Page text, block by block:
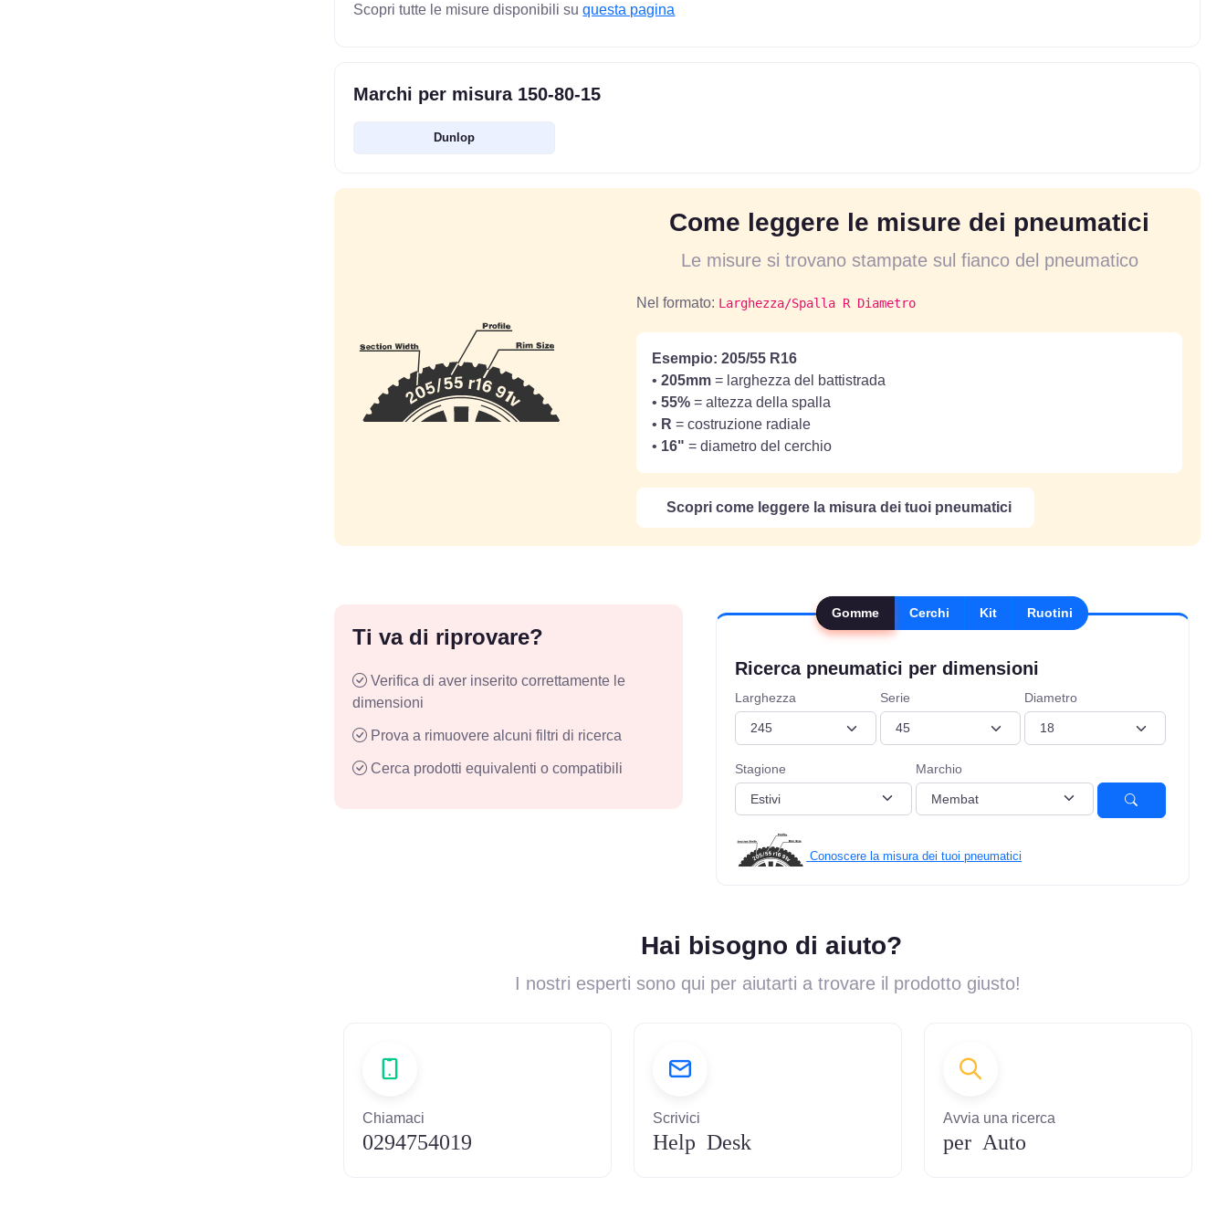
Scopri tutte le misure disponibili suquesta pagina
Marchi per misura 150-80-15
Dunlop
Come leggere le misure dei pneumatici
Le misure si trovano stampate sul fianco del pneumatico
Nel formato: Larghezza/Spalla R Diametro
Esempio: 205/55 R16
•205mm = larghezza del battistrada
•55% = altezza della spalla
• R = costruzione radiale
• 16" = diametro del cerchio
Scopri come leggere la misura dei tuoi pneumatici
Ti va di riprovare?
Verifica di aver inserito correttamente le
dimensioni
Prova a rimuovere alcuni filtri di ricerca
Cerca prodotti equivalenti o compatibili
Gomme Cerchi Kit Ruotini
Ricerca pneumatici per dimensioni
Larghezza Serie Diametro
Stagione Marchio
Conoscere la misura dei tuoi pneumatici
Hai bisogno di aiuto?
I nostri esperti sono qui per aiutarti a trovare il prodotto giusto!
Chiamaci
0294754019
Scrivici
Help Desk
Avvia una ricerca
per Auto